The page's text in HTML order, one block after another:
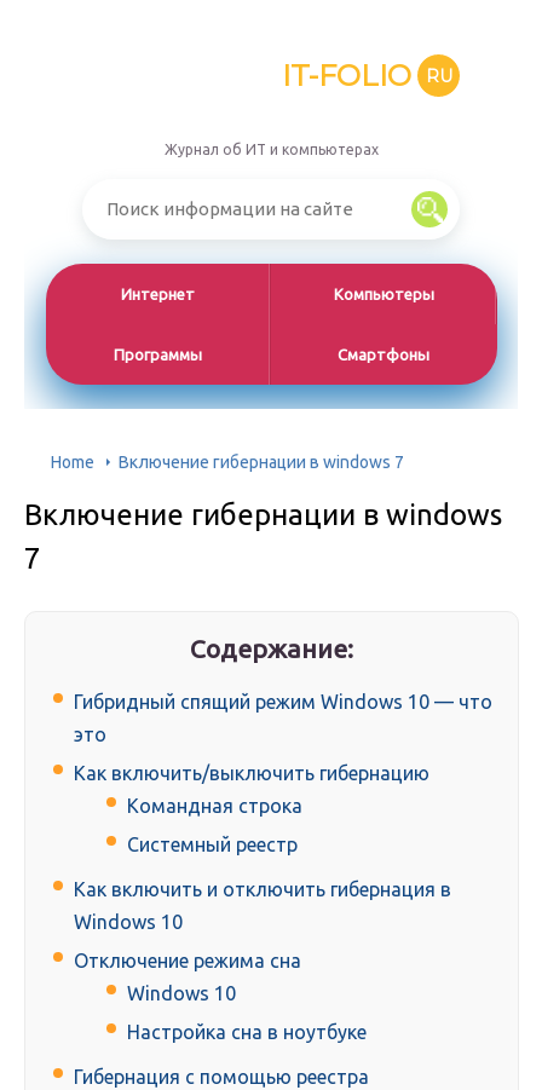
IT-FOLIO RU
Журнал об ИТ и компьютерах
Интернет Компьютеры
Программы Смартфоны
Home Включение гибернации в windows 7
Включение гибернации в windows
7
Содержание:
Гибридный спящий режим Windows 10 — что
это
Как включить/выключить гибернацию
Командная строка
Системный реестр
Как включить и отключить гибернация в
Windows 10
Отключение режима сна
Windows 10
Настройка сна в ноутбуке
Гибернация с помощью реестра